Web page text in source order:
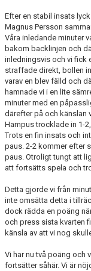
Efter en stabil insats
Magnus Persson
Våra inledande minuter
bakom backlinjen och
inledningsvis och vi fick
straffade direkt, bollen
varav en blev fälld och
hamnade vi i en lite
minuter med en
därefter på och känslan
Hampus trocklade in 1-
Trots en fin insats och
paus. 2-2 kommer efter
paus. Otroligt tungt att
att fortsätts spela och
Detta gjorde vi från
inte omsätta detta i
dock rädda en poäng
och press sista kvarten
känsla av att vi nog
Vi har nu två poäng och
fortsätter såhär. Vi är